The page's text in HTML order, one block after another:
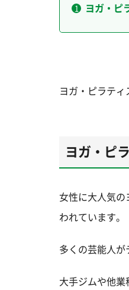
ヨガ・ピ
ヨガ・ピラテ
ヨガ・ピ
女性に大人気
われています。
多くの芸能人
大手ジムや他